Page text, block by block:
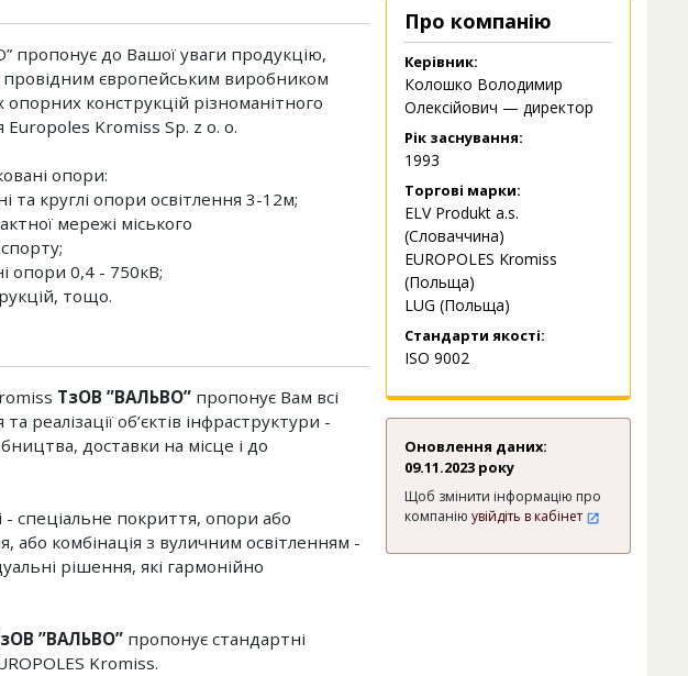
пропонує до Вашої уваги продукцію,
провідним європейським виробником
конструкцій різноманітного
Kromiss Sp. z o. o.
опори:
та круглі опори освітлення 3-12м;
мережі міського
опори 0,4 - 750кВ;
тощо.
ТзОВ ”ВАЛЬВО”пропонує Вам всі
реалізації об’єктів інфраструктури -
доставки на місце і до
- спеціальне покриття, опори або
або комбінація з вуличним освітленням -
рішення, які гармонійно
”ВАЛЬВО”пропонує стандартні
Kromiss.
Про компанію
Керівник:
Колошко Володимир
Олексійович — директор
Рік заснування:
1993
Торгові марки:
ELV Produkt a.s.
(Словаччина)
EUROPOLES Kromiss
(Польща)
LUG (Польща)
Стандарти якості:
ISO 9002
Оновлення даних:
09.11.2023 року
Щоб змінити інформацію про
компанію увійдіть в кабінет